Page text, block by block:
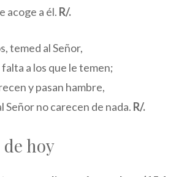
acoge a él. R/.
temed al Señor,
a los que le temen;
y pasan hambre,
Señor no carecen de nada. R/.
hoy